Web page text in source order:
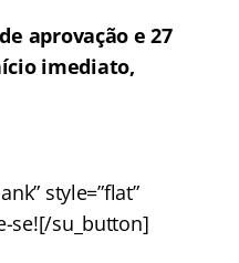
aprovação e 27
imediato,
style=”flat”
se![/su_button]